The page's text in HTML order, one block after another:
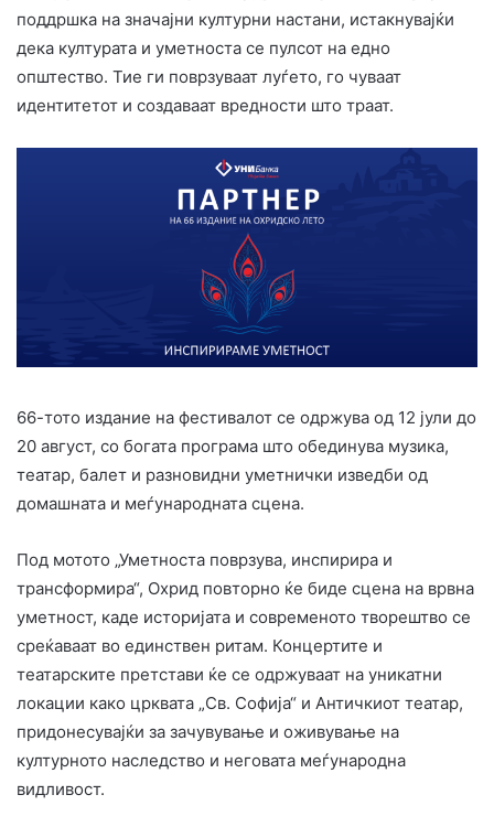
поддршка на значајни културни настани, истакнувајќи
дека културата и уметноста се пулсот на едно
општество. Тие ги поврзуваат луѓето, го чуваат
идентитетот и создаваат вредности што траат.
66-тото издание на фестивалот се одржува од 12 јули до
20 август, со богата програма што обединува музика,
театар, балет и разновидни уметнички изведби од
домашната и меѓународната сцена.
Под мотото „Уметноста поврзува, инспирира и
трансформира“, Охрид повторно ќе биде сцена на врвна
уметност, каде историјата и современото творештво се
среќаваат во единствен ритам. Концертите и
театарските претстави ќе се одржуваат на уникатни
локации како црквата „Св. Софија“ и Античкиот театар,
придонесувајќи за зачувување и оживување на
културното наследство и неговата меѓународна
видливост.